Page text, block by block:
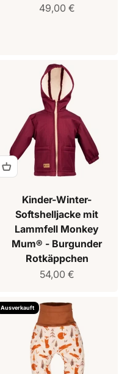
Verkaufspreis
49,00 €
Kinder-Winter-
Softshelljacke mit
Lammfell Monkey
Mum® - Burgunder
Rotkäppchen
Verkaufspreis
54,00 €
Ausverkauft